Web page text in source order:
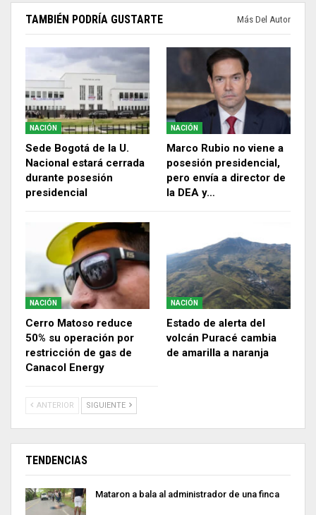
TAMBIÉN PODRÍA GUSTARTE Más Del Autor
NACIÓN
Sede Bogotá de la U.
Nacional estará cerrada
durante posesión
presidencial
NACIÓN
Marco Rubio no viene a
posesión presidencial,
pero envía a director de
la DEA y…
NACIÓN
Cerro Matoso reduce
50% su operación por
restricción de gas de
Canacol Energy
NACIÓN
Estado de alerta del
volcán Puracé cambia
de amarilla a naranja
ANTERIOR SIGUIENTE
TENDENCIAS
Mataron a bala al administrador de una finca